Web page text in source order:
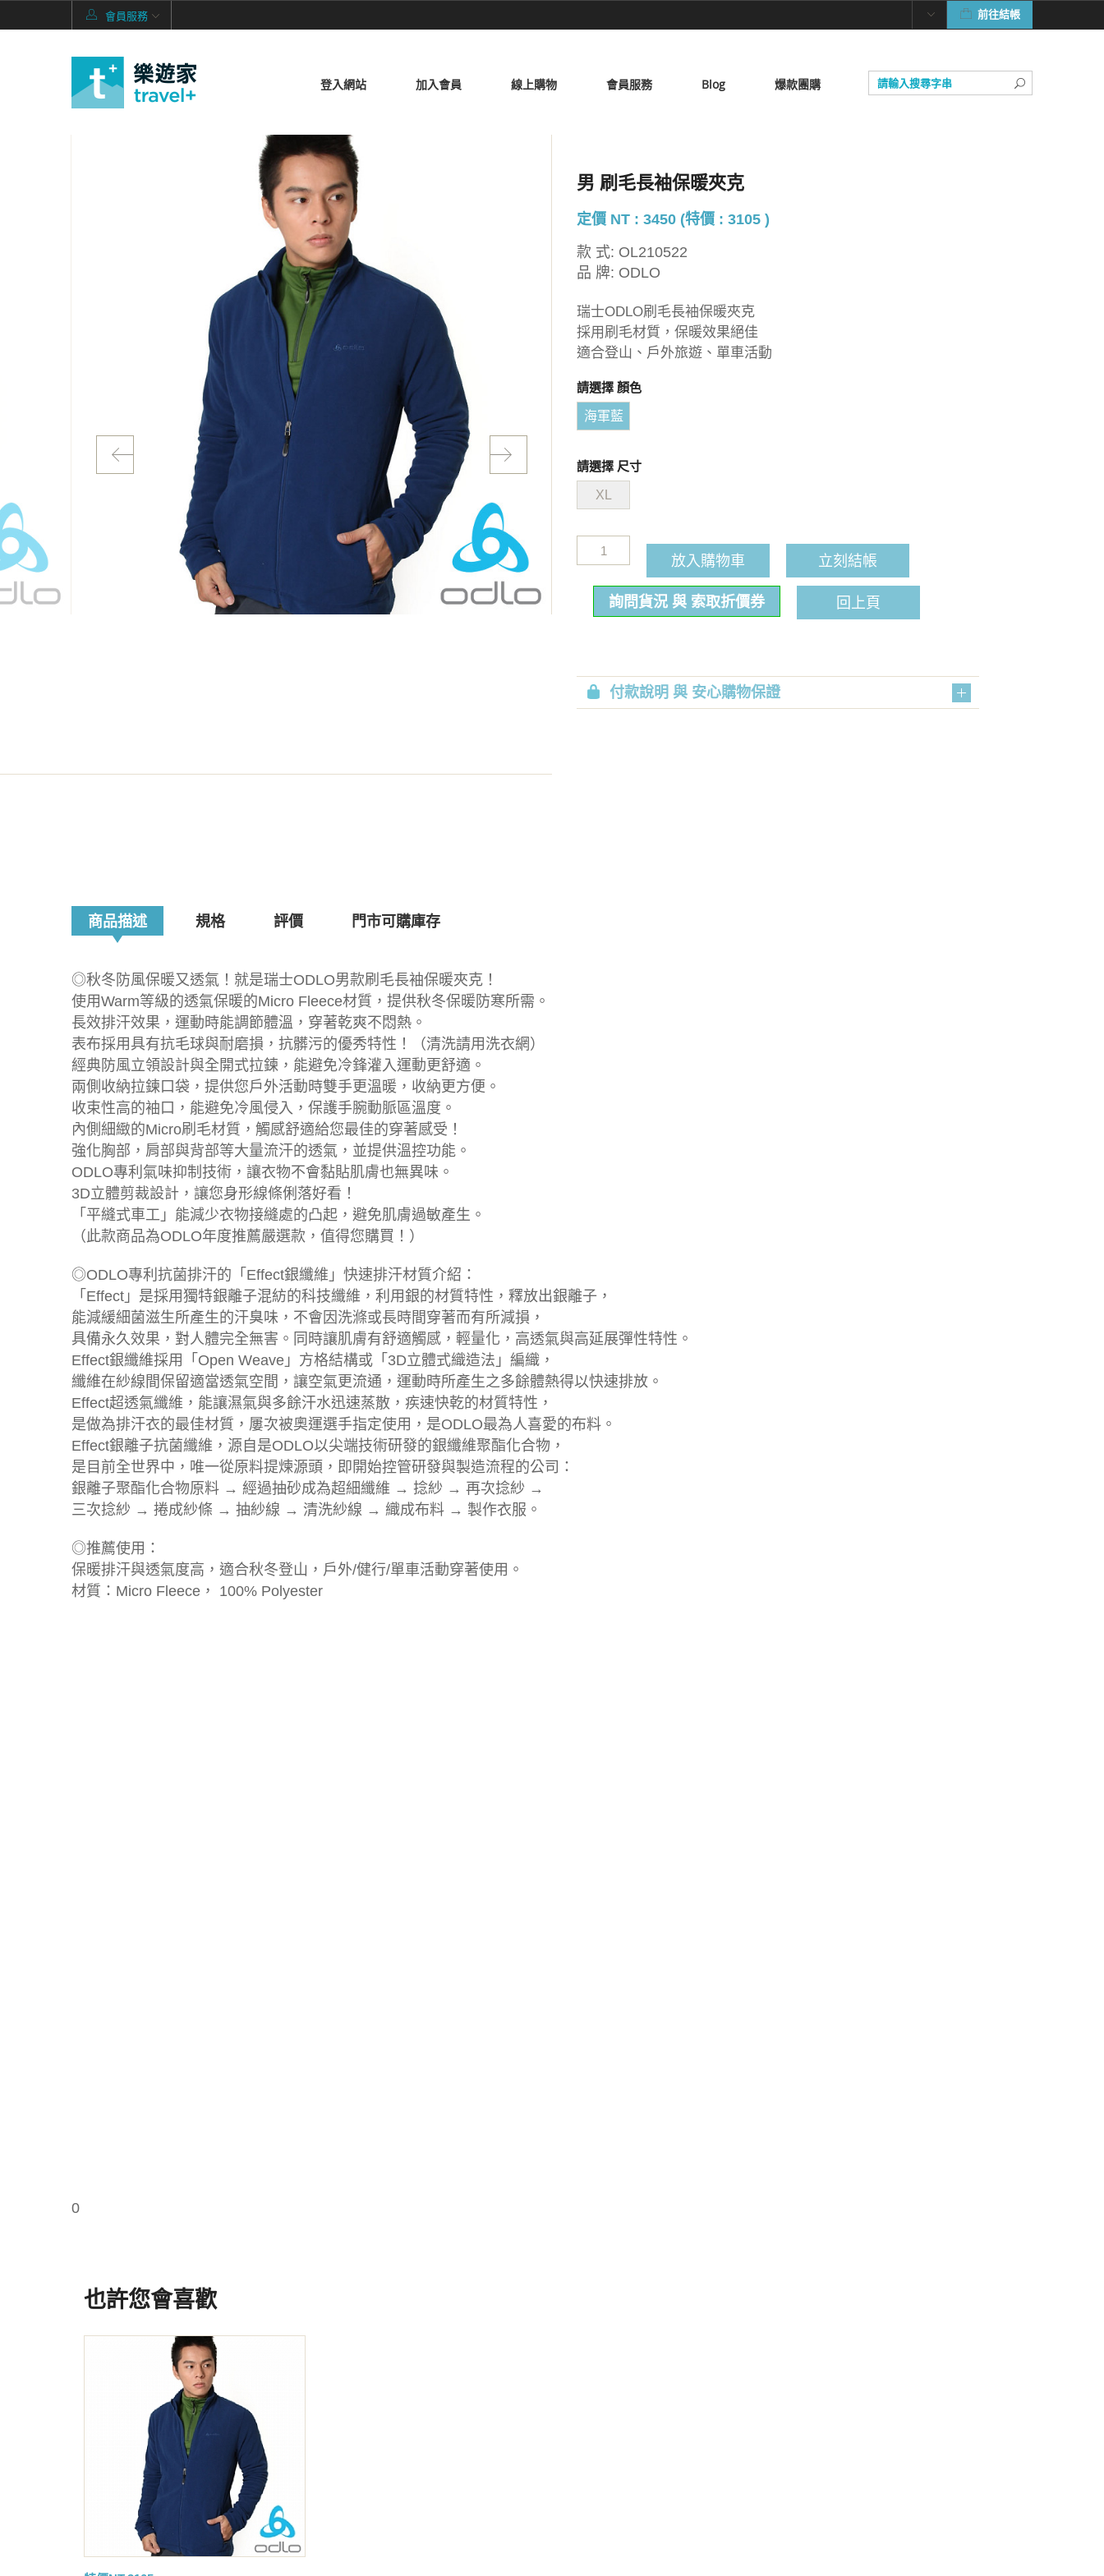
會員服務 前往結帳
登入網站 加入會員 線上購物 會員服務 Blog 爆款團購
男 刷毛長袖保暖夾克
定價 NT : 3450 (特價 : 3105 )
款 式: OL210522
品 牌: ODLO
瑞士ODLO刷毛長袖保暖夾克
採用刷毛材質，保暖效果絕佳
適合登山、戶外旅遊、單車活動
請選擇 顏色
海軍藍
請選擇 尺寸
XL
放入購物車 立刻結帳
詢問貨況 與 索取折價券 回上頁
付款說明 與 安心購物保證
商品描述 規格 評價 門市可購庫存
◎秋冬防風保暖又透氣！就是瑞士ODLO男款刷毛長袖保暖夾克！
使用Warm等級的透氣保暖的Micro Fleece材質，提供秋冬保暖防寒所需。
長效排汗效果，運動時能調節體溫，穿著乾爽不悶熱。
表布採用具有抗毛球與耐磨損，抗髒污的優秀特性！（清洗請用洗衣網）
經典防風立領設計與全開式拉鍊，能避免冷鋒灌入運動更舒適。
兩側收納拉鍊口袋，提供您戶外活動時雙手更溫暖，收納更方便。
收束性高的袖口，能避免冷風侵入，保護手腕動脈區溫度。
內側細緻的Micro刷毛材質，觸感舒適給您最佳的穿著感受！
強化胸部，肩部與背部等大量流汗的透氣，並提供溫控功能。
ODLO專利氣味抑制技術，讓衣物不會黏貼肌膚也無異味。
3D立體剪裁設計，讓您身形線條俐落好看！
「平縫式車工」能減少衣物接縫處的凸起，避免肌膚過敏產生。
（此款商品為ODLO年度推薦嚴選款，值得您購買！）
◎ODLO專利抗菌排汗的「Effect銀纖維」快速排汗材質介紹：
「Effect」是採用獨特銀離子混紡的科技纖維，利用銀的材質特性，釋放出銀離子，
能減緩細菌滋生所產生的汗臭味，不會因洗滌或長時間穿著而有所減損，
具備永久效果，對人體完全無害。同時讓肌膚有舒適觸感，輕量化，高透氣與高延展彈性特性。
Effect銀纖維採用「Open Weave」方格結構或「3D立體式織造法」編織，
纖維在紗線間保留適當透氣空間，讓空氣更流通，運動時所產生之多餘體熱得以快速排放。
Effect超透氣纖維，能讓濕氣與多餘汗水迅速蒸散，疾速快乾的材質特性，
是做為排汗衣的最佳材質，屢次被奧運選手指定使用，是ODLO最為人喜愛的布料。
Effect銀離子抗菌纖維，源自是ODLO以尖端技術研發的銀纖維聚酯化合物，
是目前全世界中，唯一從原料提煉源頭，即開始控管研發與製造流程的公司：
銀離子聚酯化合物原料 → 經過抽砂成為超細纖維 → 捻紗 → 再次捻紗 →
三次捻紗 → 捲成紗條 → 抽紗線 → 清洗紗線 → 織成布料 → 製作衣服。
◎推薦使用：
保暖排汗與透氣度高，適合秋冬登山，戶外/健行/單車活動穿著使用。
材質：Micro Fleece， 100% Polyester
0
也許您會喜歡